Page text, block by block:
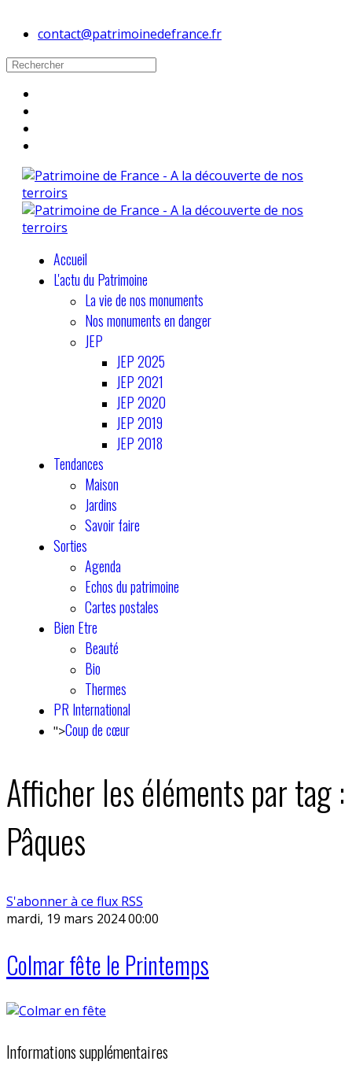
contact@patrimoinedefrance.fr
Accueil
L'actu du Patrimoine
La vie de nos monuments
Nos monuments en danger
JEP
JEP 2025
JEP 2021
JEP 2020
JEP 2019
JEP 2018
Tendances
Maison
Jardins
Savoir faire
Sorties
Agenda
Echos du patrimoine
Cartes postales
Bien Etre
Beauté
Bio
Thermes
PR International
">Coup de cœur
Afficher les éléments par tag :
Pâques
S'abonner à ce flux RSS
mardi, 19 mars 2024 00:00
Colmar fête le Printemps
Informations supplémentaires